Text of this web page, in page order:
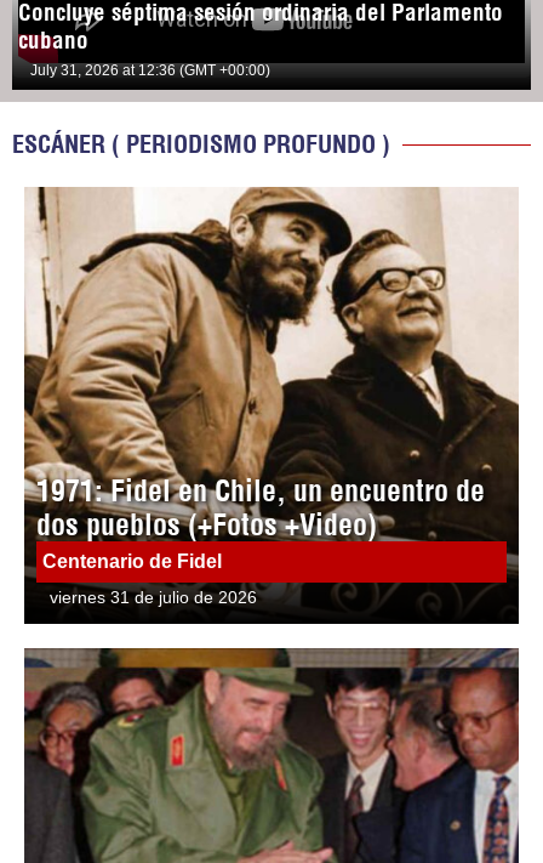
Concluye séptima sesión ordinaria del Parlamento
cubano
July 31, 2026 at 12:36 (GMT +00:00)
ESCÁNER ( PERIODISMO PROFUNDO )
1971: Fidel en Chile, un encuentro de
dos pueblos (+Fotos +Video)
Centenario de Fidel
viernes 31 de julio de 2026